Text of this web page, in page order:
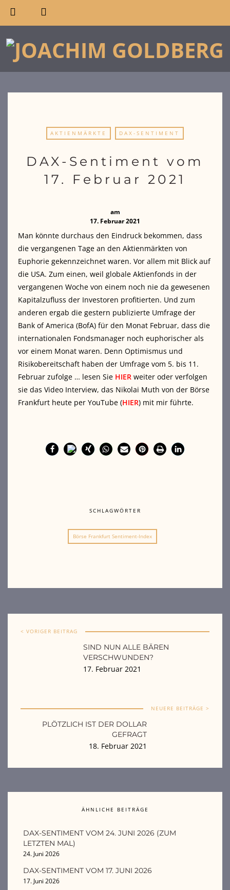
AKTIENMÄRKTE DAX-SENTIMENT
DAX-Sentiment vom
17. Februar 2021
am
17. Februar 2021
Man könnte durchaus den Eindruck bekommen, dass
die vergangenen Tage an den Aktienmärkten von
Euphorie gekennzeichnet waren. Vor allem mit Blick auf
die USA. Zum einen, weil globale Aktienfonds in der
vergangenen Woche von einem noch nie da gewesenen
Kapitalzufluss der Investoren profitierten. Und zum
anderen ergab die gestern publizierte Umfrage der
Bank of America (BofA) für den Monat Februar, dass die
internationalen Fondsmanager noch euphorischer als
vor einem Monat waren. Denn Optimismus und
Risikobereitschaft haben der Umfrage vom 5. bis 11.
Februar zufolge … lesen Sie HIER weiter oder verfolgen
sie das Video Interview, das Nikolai Muth von der Börse
Frankfurt heute per YouTube (HIER) mit mir führte.
SCHLAGWÖRTER
Börse Frankfurt Sentiment-Index
< VORIGER BEITRAG
SIND NUN ALLE BÄREN
VERSCHWUNDEN?
17. Februar 2021
NEUERE BEITRÄGE >
PLÖTZLICH IST DER DOLLAR
GEFRAGT
18. Februar 2021
ÄHNLICHE BEITRÄGE
DAX-SENTIMENT VOM 24. JUNI 2026 (ZUM
LETZTEN MAL)
24. Juni 2026
DAX-SENTIMENT VOM 17. JUNI 2026
17. Juni 2026